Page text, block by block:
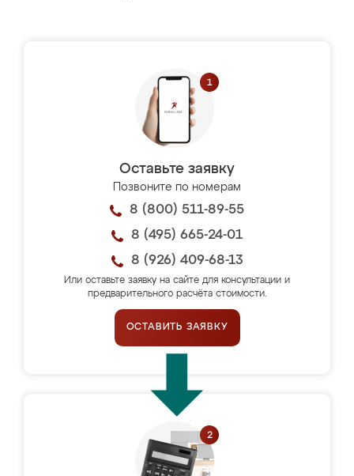
Оставьте заявку
Позвоните по номерам
8 (800) 511-89-55
8 (495) 665-24-01
8 (926) 409-68-13
Или оставьте заявку на сайте для консультации и
предварительного расчёта стоимости.
ОСТАВИТЬ ЗАЯВКУ